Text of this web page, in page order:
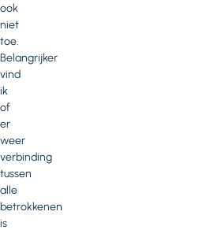
ook
niet
toe.
Belangrijker
vind
ik
of
er
weer
verbinding
tussen
alle
betrokkenen
is